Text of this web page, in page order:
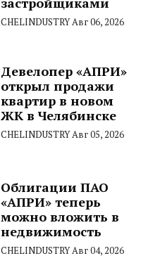
CHELINDUSTRYАвг 06, 2026
Девелопер «АПРИ»
открыл продажи
квартир в новом
ЖК в Челябинске
CHELINDUSTRYАвг 05, 2026
Облигации ПАО
«АПРИ» теперь
можно вложить в
недвижимость
CHELINDUSTRYАвг 04, 2026